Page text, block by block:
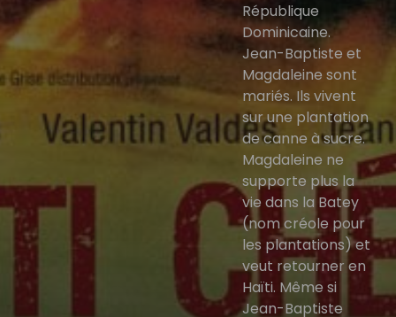
République
Dominicaine.
Jean-Baptiste et
Magdaleine sont
mariés. Ils vivent
sur une plantation
de canne à sucre.
Magdaleine ne
supporte plus la
vie dans la Batey
(nom créole pour
les plantations) et
veut retourner en
Haïti. Même si
Jean-Baptiste